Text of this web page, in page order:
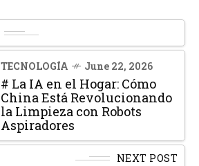
TECNOLOGÍA June 22, 2026
# La IA en el Hogar: Cómo
China Está Revolucionando
la Limpieza con Robots
Aspiradores
NEXT POST